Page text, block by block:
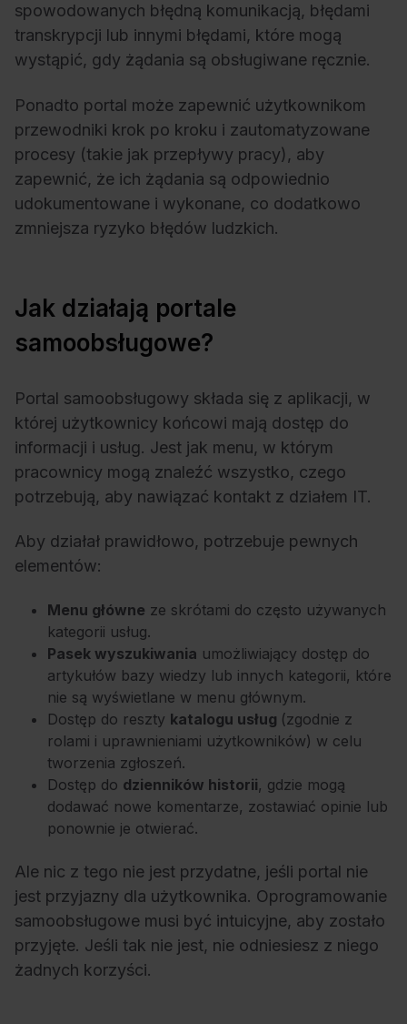
spowodowanych błędną komunikacją, błędami
transkrypcji lub innymi błędami, które mogą
wystąpić, gdy żądania są obsługiwane ręcznie.
Ponadto portal może zapewnić użytkownikom
przewodniki krok po kroku i zautomatyzowane
procesy (takie jak przepływy pracy), aby
zapewnić, że ich żądania są odpowiednio
udokumentowane i wykonane, co dodatkowo
zmniejsza ryzyko błędów ludzkich.
Jak działają portale
samoobsługowe?
Portal samoobsługowy składa się z aplikacji, w
której użytkownicy końcowi mają dostęp do
informacji i usług. Jest jak menu, w którym
pracownicy mogą znaleźć wszystko, czego
potrzebują, aby nawiązać kontakt z działem IT.
Aby działał prawidłowo, potrzebuje pewnych
elementów:
Menu główne ze skrótami do często używanych
kategorii usług.
Pasek wyszukiwania umożliwiający dostęp do
artykułów bazy wiedzy lub innych kategorii, które
nie są wyświetlane w menu głównym.
Dostęp do reszty katalogu usług (zgodnie z
rolami i uprawnieniami użytkowników) w celu
tworzenia zgłoszeń.
Dostęp do dzienników historii, gdzie mogą
dodawać nowe komentarze, zostawiać opinie lub
ponownie je otwierać.
Ale nic z tego nie jest przydatne, jeśli portal nie
jest przyjazny dla użytkownika. Oprogramowanie
samoobsługowe musi być intuicyjne, aby zostało
przyjęte. Jeśli tak nie jest, nie odniesiesz z niego
żadnych korzyści.